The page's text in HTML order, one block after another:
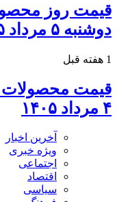
قیمت روز
دوشنبه ۵ مرداد ۱۴۰۵
1 هفته قبل
قیمت محصولات
۴ مرداد ۱۴۰۵
آخرین اخبار
ویژه خبری
اجتماعی
اقتصاد
سیاسی